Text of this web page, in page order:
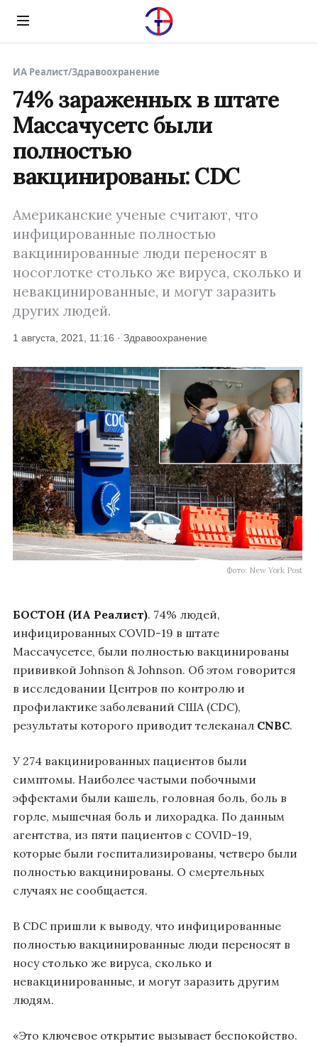
Menu
ИА Реалист/Здравоохранение
74% зараженных в штате
Массачусетс были
полностью
вакцинированы: CDC
Американские ученые считают, что
инфицированные полностью
вакцинированные люди переносят в
носоглотке столько же вируса, сколько и
невакцинированные, и могут заразить
других людей.
1 августа, 2021, 11:16 · Здравоохранение
Фото: New York Post
БОСТОН (ИА Реалист). 74% людей,
инфицированных COVID-19 в штате
Массачусетсе, были полностью вакцинированы
прививкой Johnson & Johnson. Об этом говорится
в исследовании Центров по контролю и
профилактике заболеваний США (CDC),
результаты которого приводит телеканал CNBC.
У 274 вакцинированных пациентов были
симптомы. Наиболее частыми побочными
эффектами были кашель, головная боль, боль в
горле, мышечная боль и лихорадка. По данным
агентства, из пяти пациентов с COVID-19,
которые были госпитализированы, четверо были
полностью вакцинированы. О смертельных
случаях не сообщается.
В CDC пришли к выводу, что инфицированные
полностью вакцинированные люди переносят в
носу столько же вируса, сколько и
невакцинированные, и могут заразить другим
людям.
«Это ключевое открытие вызывает беспокойство.